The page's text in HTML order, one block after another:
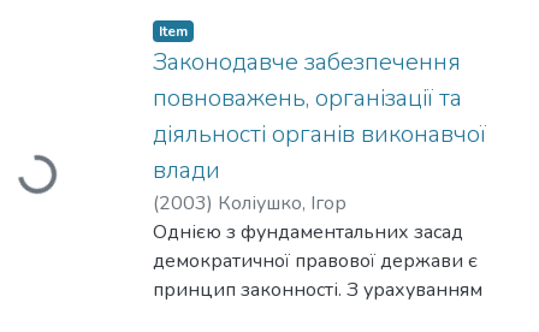
Великобританії. Досліджуються
питання термінології, форми і
змісту, порядку укладання авторських
договорів у країнах, що належать до
різних правових систем і
мають різні правові традиції.
Відзначаються цікаві особливості
правового регулювання суспільних
відносин, що виникають у процесі
укладання, зміни і припинення
Loading...
Item
Законодавче забезпечення
повноважень, організації та
діяльності органів виконавчої
влади
(2003) Коліушко, Ігор
Однією з фундаментальних засад
демократичної правової держави є
принцип законності. З урахуванням